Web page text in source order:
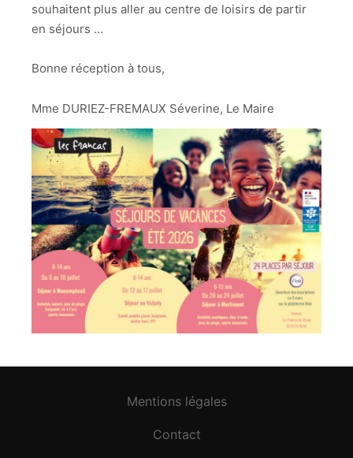
souhaitent plus aller au centre de loisirs de partir
en séjours …
Bonne réception à tous,
Mme DURIEZ-FREMAUX Séverine, Le Maire
Mentions légales
Contact